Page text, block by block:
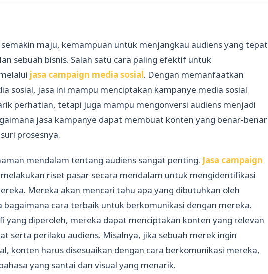
maju, kemampuan untuk menjangkau audiens yang tepat
sebuah bisnis. Salah satu cara paling efektif untuk
jasa campaign media sosial. Dengan memanfaatkan
sosial, jasa ini mampu menciptakan kampanye media sosial
perhatian, tetapi juga mampu mengonversi audiens menjadi
jasa kampanye dapat membuat konten yang benar-benar
prosesnya.
mendalam tentang audiens sangat penting. Jasa campaign
riset pasar secara mendalam untuk mengidentifikasi
Mereka akan mencari tahu apa yang dibutuhkan oleh
bagaimana cara terbaik untuk berkomunikasi dengan mereka.
yang diperoleh, mereka dapat menciptakan konten yang relevan
serta perilaku audiens. Misalnya, jika sebuah merek ingin
konten harus disesuaikan dengan cara berkomunikasi mereka,
yang santai dan visual yang menarik.